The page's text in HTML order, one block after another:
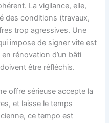
La vigilance, elle,
des conditions (travaux,
trop agressives. Une
impose de signer vite est
rénovation d’un bâti
être réfléchis.
offre sérieuse accepte la
et laisse le temps
ce tempo est